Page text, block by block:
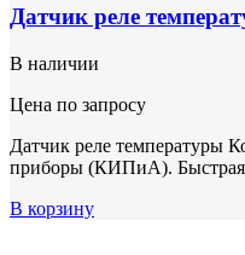
Датчик реле
В наличии
Цена по запросу
Датчик реле температуры
приборы (КИПиА). Быстрая
В корзину